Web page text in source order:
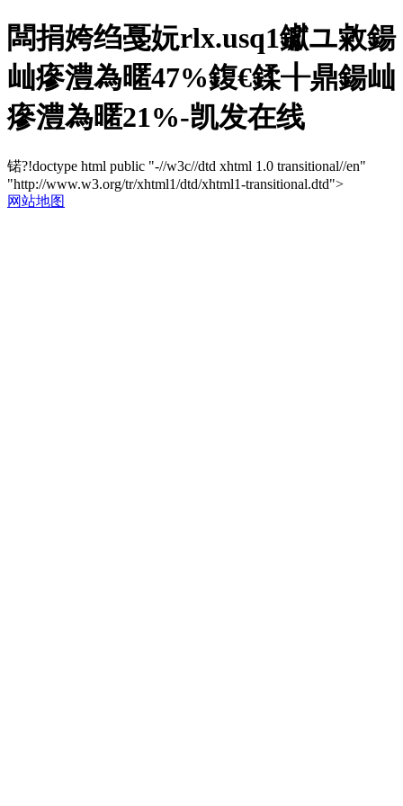
闆捐姱绉戞妧rlx.usq1钀ユ敹鍚
屾瘮澧為暱47%鍑€鍒╂鼎鍚屾
瘮澧為暱21%-凯发在线
锘?!doctype html public "-//w3c//dtd xhtml 1.0 transitional//en"
"http://www.w3.org/tr/xhtml1/dtd/xhtml1-transitional.dtd">
网站地图